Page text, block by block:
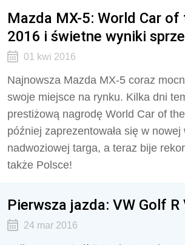
Mazda MX-5: World Car of
2016 i świetne wyniki
01 kwi 2016
Najnowsza Mazda MX-5 coraz
swoje miejsce na rynku. Kilka dni
prestiżową nagrodę World Car of
później zaprezentowała się w nowej
nadwoziowej targa, a teraz bije
także Polsce!
Pierwsza jazda: VW Golf R
24 mar 2016